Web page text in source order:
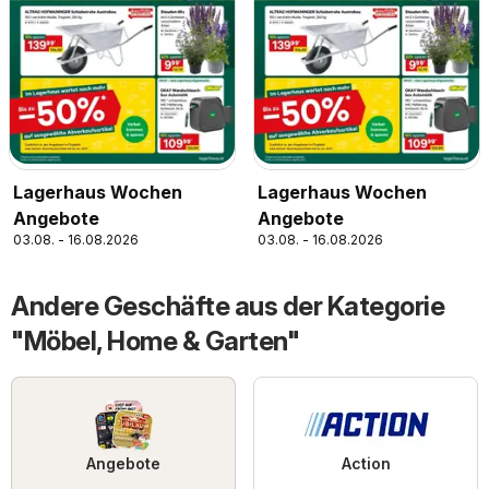
Lagerhaus Wochen
Angebote
03.08. - 16.08.2026
Lagerhaus Wochen
Angebote
03.08. - 16.08.2026
Andere Geschäfte aus der Kategorie
"Möbel, Home & Garten"
Angebote Action